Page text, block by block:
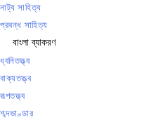
নাট্য সাহিত্য
প্রবন্ধ সাহিত্য
বাংলা ব্যাকরণ
ধ্বনিতত্ত্ব
বাক্যতত্ত্ব
রূপতত্ত্ব
শব্দভাণ্ডার